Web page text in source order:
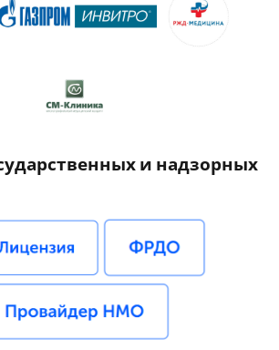
и надзорных